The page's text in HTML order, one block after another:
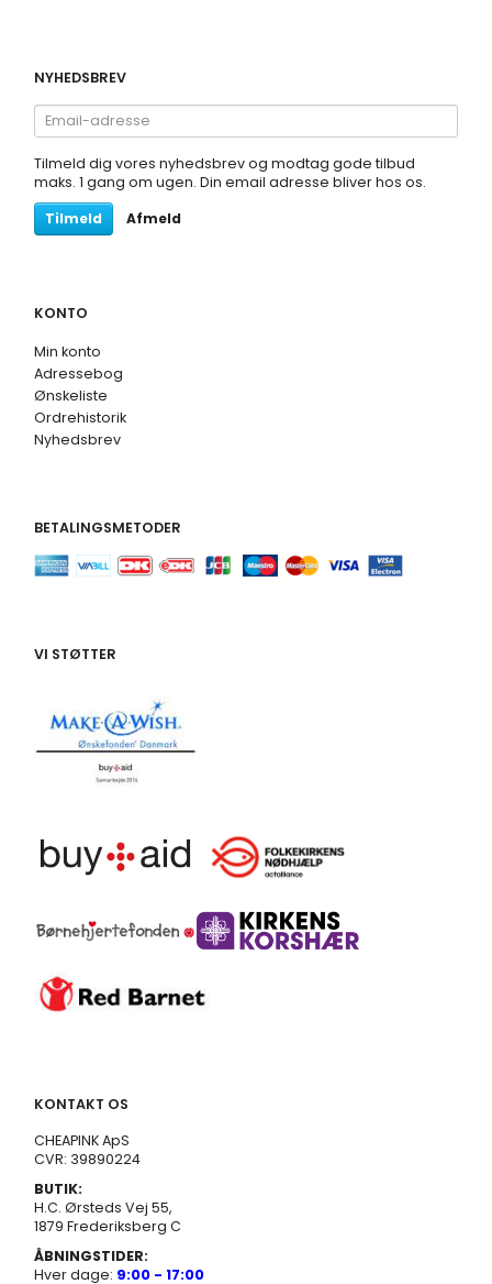
NYHEDSBREV
Email-
adresse
Tilmeld dig vores nyhedsbrev og modtag gode tilbud
maks. 1 gang om ugen. Din email adresse bliver hos os.
Tilmeld
Afmeld
KONTO
Min konto
Adressebog
Ønskeliste
Ordrehistorik
Nyhedsbrev
BETALINGSMETODER
VI STØTTER
KONTAKT OS
CHEAPINK ApS
CVR: 39890224
BUTIK:
H.C. Ørsteds Vej 55,
1879 Frederiksberg C
ÅBNINGSTIDER:
Hver dage: 9:00 - 17:00